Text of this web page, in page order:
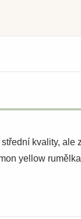
kvality, ale
yellow